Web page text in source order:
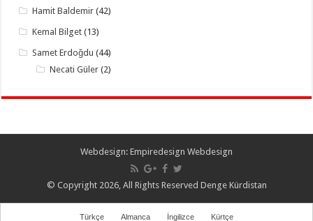
Hamit Baldemir (42)
Kemal Bilget (13)
Samet Erdoğdu (44)
Necati Güler (2)
Webdesign: Empiredesign Webdesign
© Copyright 2026, All Rights Reserved Denge Kürdistan
Türkçe Almanca İngilizce Kürtçe